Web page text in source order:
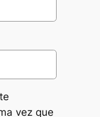
vez que